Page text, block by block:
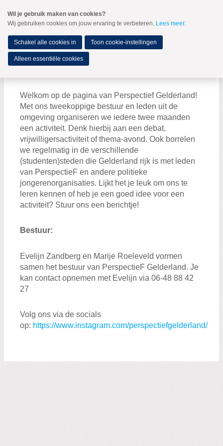
naar
Spring
de
inhoud
Spring
naar
MENU
Lokale afdelingen
Welkom in de provincie
Drenthe
Friesland
Gelderland
Overijssel
Utrecht
Zuid-Holland
Welkom op de pagina van Perspectief Gelderland!
Met ons tweekoppige bestuur en leden uit de
omgeving organiseren we iedere twee maanden
een activiteit. Denk hierbij aan een debat,
vrijwilligersactiviteit of thema-avond. Ook borrelen
we regelmatig in de verschillende
(studenten)steden die Gelderland rijk is met leden
van PerspectieF en andere politieke
jongerenorganisaties. Lijkt het je leuk om ons te
leren kennen of heb je een goed idee voor een
activiteit? Stuur ons een berichtje!
Bestuur:
Evelijn Zandberg en Marije Roeleveld vormen
samen het bestuur van PerspectieF Gelderland. Je
kan contact opnemen met Evelijn via 06-48 88 42
27
Volg ons via de socials
op: https://www.instagram.com/perspectiefgelderland/
Wil je gebruik maken van cookies?
Wij gebruiken cookies om jouw ervaring te verbeteren. Lees meer.
Schakel alle cookies in Toon cookie-instellingen
Alleen essentiële cookies